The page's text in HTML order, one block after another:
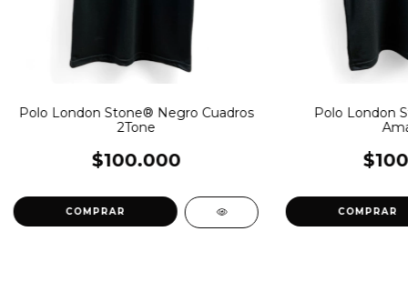
Polo London Stone® Negro Cuadros
2Tone
$100.000
COMPRAR
Polo London
COMPRAR